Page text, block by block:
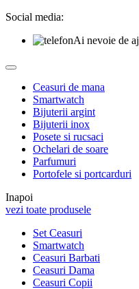
Social media:
Ai nevoie de
Ceasuri de mana
Smartwatch
Bijuterii argint
Bijuterii inox
Posete si rucsaci
Ochelari de soare
Parfumuri
Portofele si portcarduri
Inapoi
vezi toate produsele
Set Ceasuri
Smartwatch
Ceasuri Barbati
Ceasuri Dama
Ceasuri Copii